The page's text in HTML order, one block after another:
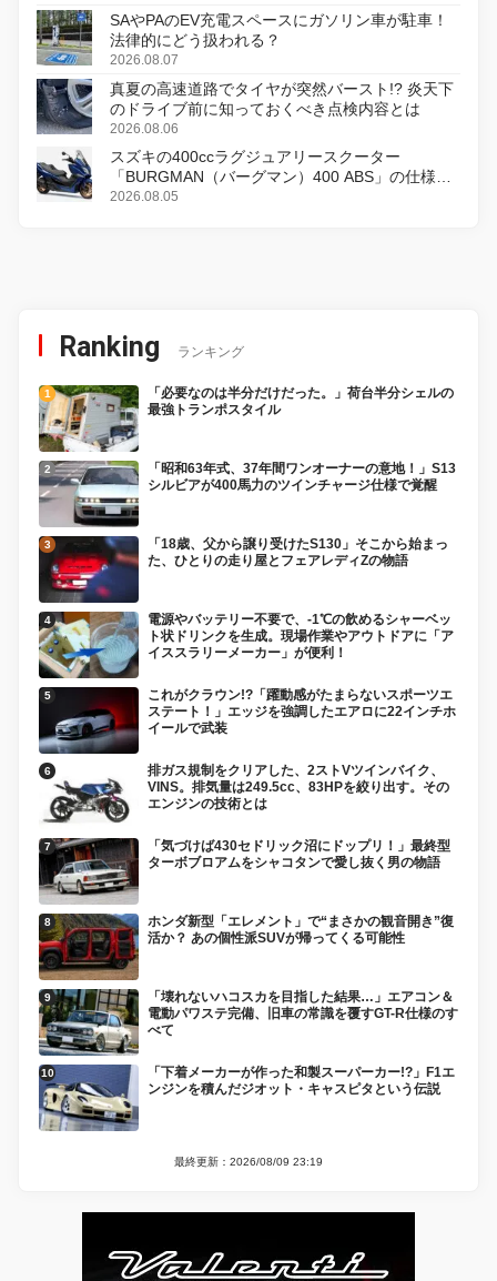
SAやPAのEV充電スペースにガソリン車が駐車！
法律的にどう扱われる？
2026.08.07
真夏の高速道路でタイヤが突然バースト!? 炎天下
のドライブ前に知っておくべき点検内容とは
2026.08.06
スズキの400ccラグジュアリースクーター
「BURGMAN（バーグマン）400 ABS」の仕様を
変更し、8月18日に発売
2026.08.05
Ranking ランキング
「必要なのは半分だけだった。」荷台半分シェルの
最強トランポスタイル
「昭和63年式、37年間ワンオーナーの意地！」S13
シルビアが400馬力のツインチャージ仕様で覚醒
「18歳、父から譲り受けたS130」そこから始まっ
た、ひとりの走り屋とフェアレディZの物語
電源やバッテリー不要で、-1℃の飲めるシャーベッ
ト状ドリンクを生成。現場作業やアウトドアに「ア
イススラリーメーカー」が便利！
これがクラウン!?「躍動感がたまらないスポーツエ
ステート！」エッジを強調したエアロに22インチホ
イールで武装
排ガス規制をクリアした、2ストVツインバイク、
VINS。排気量は249.5cc、83HPを絞り出す。その
エンジンの技術とは
「気づけば430セドリック沼にドップリ！」最終型
ターボブロアムをシャコタンで愛し抜く男の物語
ホンダ新型「エレメント」で“まさかの観音開き”復
活か？ あの個性派SUVが帰ってくる可能性
「壊れないハコスカを目指した結果…」エアコン＆
電動パワステ完備、旧車の常識を覆すGT-R仕様のす
べて
「下着メーカーが作った和製スーパーカー!?」F1エ
ンジンを積んだジオット・キャスピタという伝説
最終更新：2026/08/09 23:19